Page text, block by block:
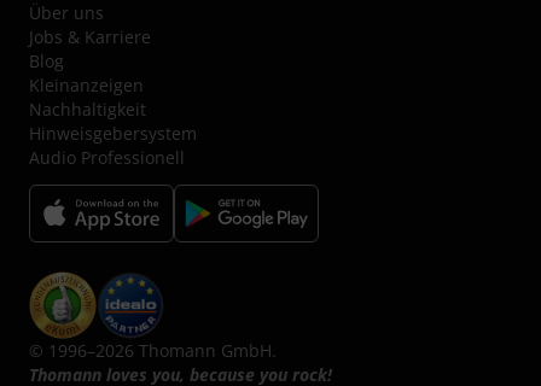
Über uns
Jobs & Karriere
Blog
Kleinanzeigen
Nachhaltigkeit
Hinweisgebersystem
Audio Professionell
© 1996–2026 Thomann GmbH.
Thomann loves you, because you rock!